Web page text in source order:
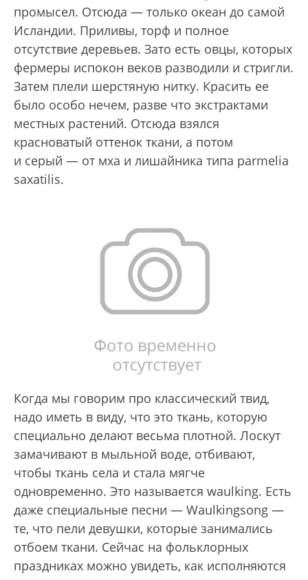
промысел. Отсюда — только океан до самой
Исландии. Приливы, торф и полное
отсутствие деревьев. Зато есть овцы, которых
фермеры испокон веков разводили и стригли.
Затем плели шерстяную нитку. Красить ее
было особо нечем, разве что экстрактами
местных растений. Отсюда взялся
красноватый оттенок ткани, а потом
и серый — от мха и лишайника типа parmelia
saxatilis.
Когда мы говорим про классический твид,
надо иметь в виду, что это ткань, которую
специально делают весьма плотной. Лоскут
замачивают в мыльной воде, отбивают,
чтобы ткань села и стала мягче
одновременно. Это называется waulking. Есть
даже специальные песни — Waulkingsong —
те, что пели девушки, которые занимались
отбоем ткани. Сейчас на фольклорных
праздниках можно увидеть, как исполняются